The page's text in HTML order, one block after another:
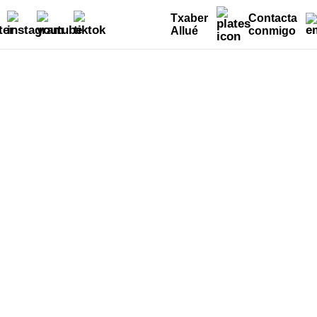
Txaber
Allué
Contacta
conmigo